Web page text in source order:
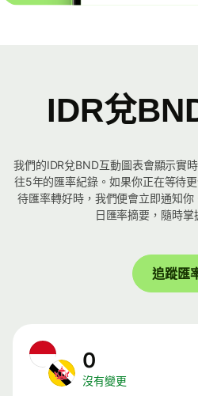
IDR兌
我們的IDR兌BND互動圖表會顯示實
往5年的匯率紀錄。如果你正在等待
待匯率轉好時，我們便會立即通知
日匯率摘要，隨時掌
追蹤匯
0
沒有變更